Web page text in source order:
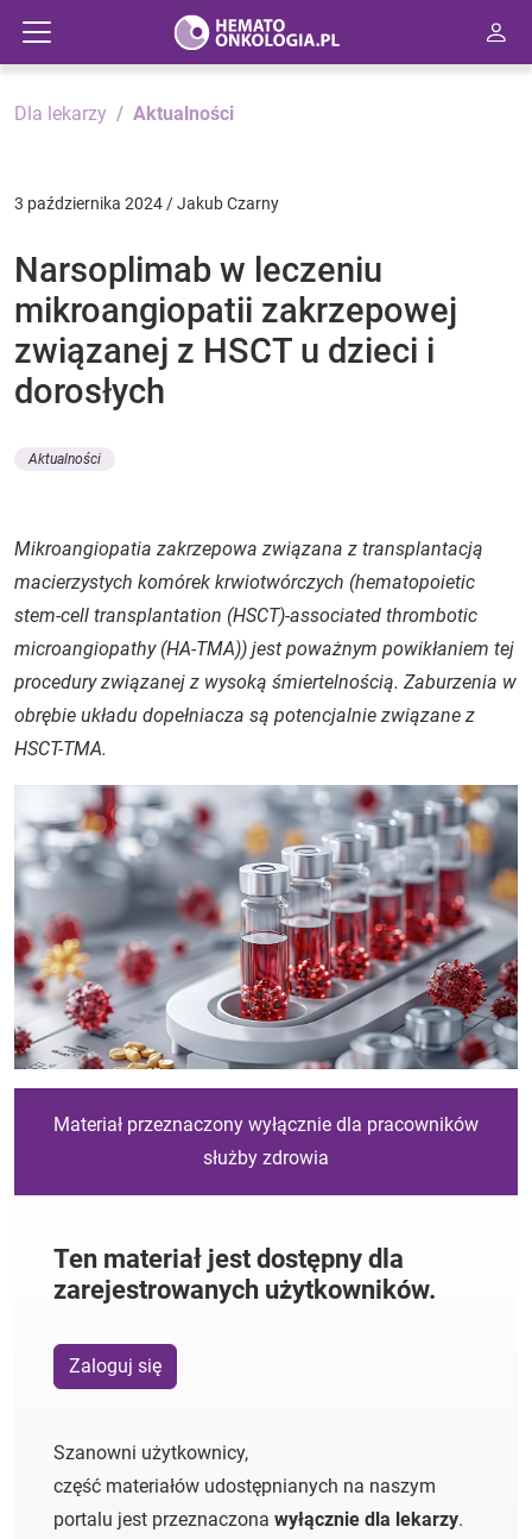
Dla lekarzy Aktualności
3 października 2024 / Jakub Czarny
Narsoplimab w leczeniu
mikroangiopatii zakrzepowej
związanej z HSCT u dzieci i
dorosłych
Aktualności
Mikroangiopatia zakrzepowa związana z transplantacją
macierzystych komórek krwiotwórczych (hematopoietic
stem-cell transplantation (HSCT)-associated thrombotic
microangiopathy(HA-TMA)) jest poważnym powikłaniem tej
procedury związanej z wysoką śmiertelnością. Zaburzenia w
obrębie układu dopełniacza są potencjalnie związane z
HSCT-TMA.
Materiał przeznaczony wyłącznie dla pracowników
służby zdrowia
Ten materiał jest dostępny dla
zarejestrowanych użytkowników.
Zaloguj się
Szanowni użytkownicy,
część materiałów udostępnianych na naszym
portalu jest przeznaczona wyłącznie dla lekarzy.